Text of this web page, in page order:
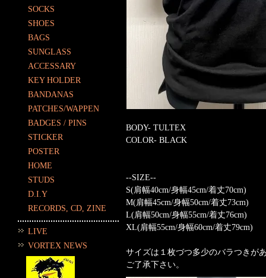
SOCKS
SHOES
BAGS
SUNGLASS
ACCESSARY
KEY HOLDER
BANDANAS
PATCHES/WAPPEN
BADGES / PINS
STICKER
POSTER
HOME
STUDS
D.I.Y
RECORDS, CD, ZINE
LIVE
VORTEX NEWS
BODY- TULTEX
COLOR- BLACK
--SIZE--
S(肩幅40cm/身幅45cm/着丈70cm)
M(肩幅45cm/身幅50cm/着丈73cm)
L(肩幅50cm/身幅55cm/着丈76cm)
XL(肩幅55cm/身幅60cm/着丈79cm)
サイズは１枚づつ多少のバラつきが
ご了承下さい。